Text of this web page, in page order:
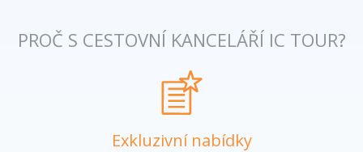
PROČ S CESTOVNÍ KANCELÁŘÍ IC TOUR?
Exkluzivní nabídky